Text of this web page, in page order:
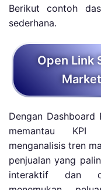
Berikut contoh
sederhana.
Open Link
Dengan Dashboard
memantau KPI
menganalisis tren
penjualan yang
interaktif dan